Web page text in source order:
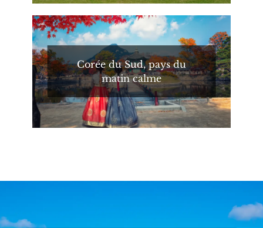
Corée du Sud, pays du
matin calme